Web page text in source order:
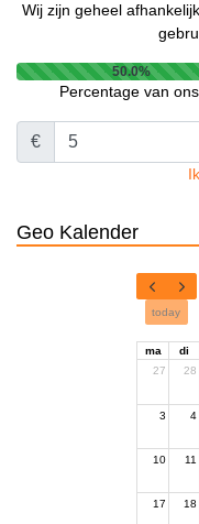
Wij zijn geheel
50.0%
Percentage van
€
Geo Kalender
today
ma di
27
28
3 4
10 11
17 18